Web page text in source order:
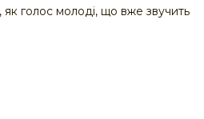
голос молоді, що вже звучить